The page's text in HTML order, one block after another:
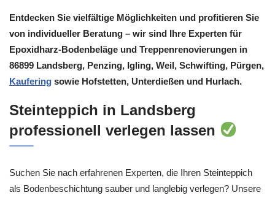
Entdecken Sie vielfältige Möglichkeiten und profitieren Sie
von individueller Beratung – wir sind Ihre Experten für
Epoxidharz-Bodenbeläge und Treppenrenovierungen in
86899 Landsberg, Penzing, Igling, Weil, Schwifting, Pürgen,
Kaufering sowie Hofstetten, Unterdießen und Hurlach.
Steinteppich in Landsberg
professionell verlegen lassen
Suchen Sie nach erfahrenen Experten, die Ihren Steinteppich
als Bodenbeschichtung sauber und langlebig verlegen? Unsere